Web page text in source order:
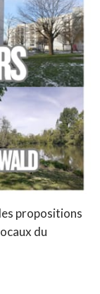
propositions
du